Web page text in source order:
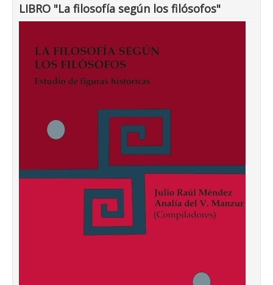
LIBRO "La filosofía según los filósofos"